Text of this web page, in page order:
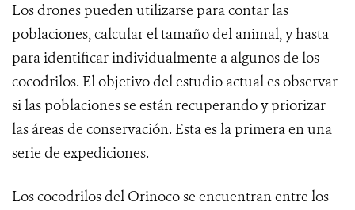
Los drones pueden utilizarse para contar las
poblaciones, calcular el tamaño del animal, y hasta
para identificar individualmente a algunos de los
cocodrilos. El objetivo del estudio actual es observar
si las poblaciones se están recuperando y priorizar
las áreas de conservación. Esta es la primera en una
serie de expediciones.
Los cocodrilos del Orinoco se encuentran entre los